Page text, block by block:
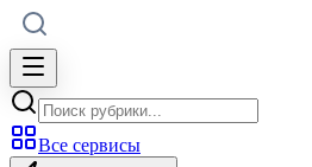
Все сервисы